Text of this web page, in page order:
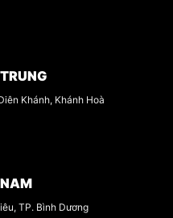
Khánh, Khánh Hoà
TP. Bình Dương